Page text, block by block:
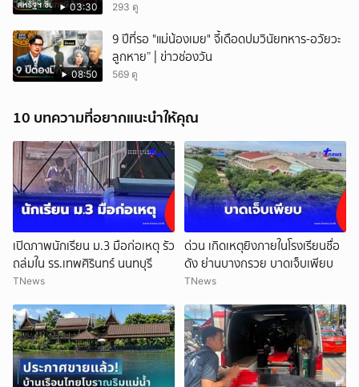
03:30 293 ดู
08:50
9 ปีที่รอ "แม่น้องเมย" จี้เดือดปมวินัยทหาร-อวัยวะ
ลูกหาย” | ข่าวช่องวัน
569 ดู
10 บทความที่อยากแนะนำให้คุณ
เปิดภาพนักเรียน ม.3 มือก่อเหตุ รัว
ถล่มใน รร.เทพศิรินทร์ นนทบุรี
TNews
ด่วน เกิดเหตุยิงภายในโรงเรียนชื่อ
ดัง ย่านบางกรวย บาดเจ็บเพียบ
TNews